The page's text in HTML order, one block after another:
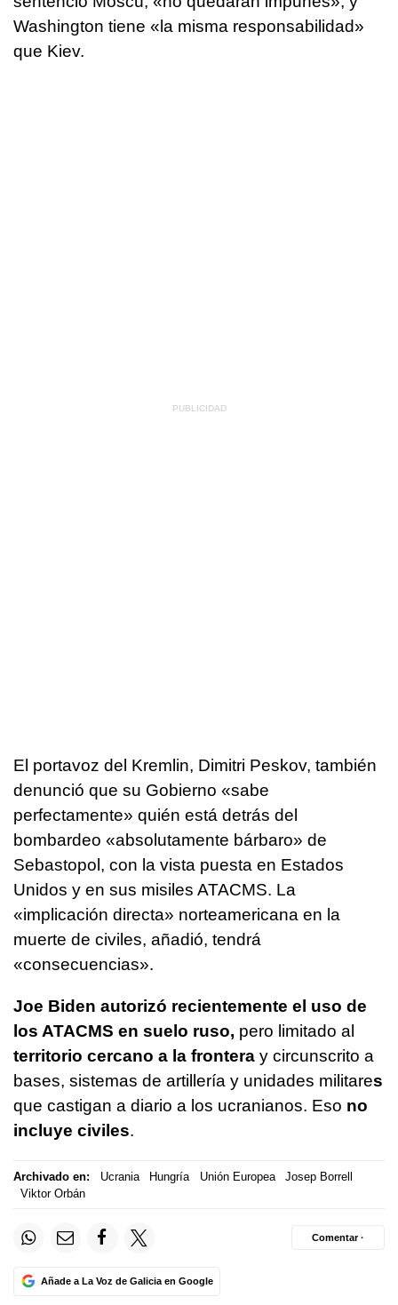
Washington tiene «la misma responsabilidad»
que Kiev.
El portavoz del Kremlin, Dimitri Peskov, también
denunció que su Gobierno «sabe
perfectamente» quién está detrás del
bombardeo «absolutamente bárbaro» de
Sebastopol, con la vista puesta en Estados
Unidos y en sus misiles ATACMS. La
«implicación directa» norteamericana en la
muerte de civiles, añadió, tendrá
«consecuencias».
Joe Biden autorizó recientemente el uso de
los ATACMS en suelo ruso, pero limitado al
territorio cercano a la frontera y circunscrito a
bases, sistemas de artillería y unidades militares
que castigan a diario a los ucranianos. Eso no
incluye civiles.
Archivado en: Ucrania Hungría Unión Europea
Josep Borrell
Viktor Orbán
Añade a La Voz de Galicia en Google
Comentar ·